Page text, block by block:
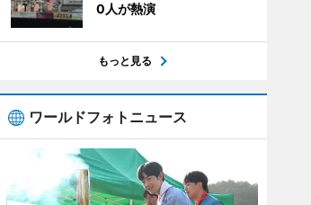
0人が熱演
もっと見る
ワールドフォトニュース